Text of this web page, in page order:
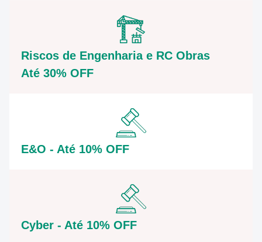
Riscos de Engenharia e RC Obras
Até 30% OFF
E&O - Até 10% OFF
Cyber - Até 10% OFF